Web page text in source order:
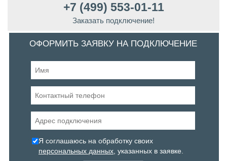
+7 (499) 553-01-11
Заказать подключение!
ОФОРМИТЬ ЗАЯВКУ НА ПОДКЛЮЧЕНИЕ
Я соглашаюсь на обработку своих
персональных данных , указанных в заявке.